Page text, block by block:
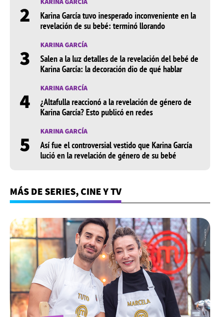
2
Karina García tuvo inesperado inconveniente en la
revelación de su bebé: terminó llorando
3 KARINA GARCÍA
Salen a la luz detalles de la revelación del bebé de
Karina García: la decoración dio de qué hablar
4 KARINA GARCÍA
¿Altafulla reaccionó a la revelación de género de
Karina García? Esto publicó en redes
5 KARINA GARCÍA
Así fue el controversial vestido que Karina García
lució en la revelación de género de su bebé
MÁS DE SERIES, CINE Y TV